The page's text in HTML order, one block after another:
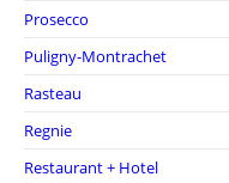
Prosecco
Puligny-Montrachet
Rasteau
Regnie
Restaurant + Hotel